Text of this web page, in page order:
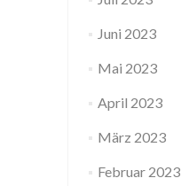
Juni 2023
Mai 2023
April 2023
März 2023
Februar 2023